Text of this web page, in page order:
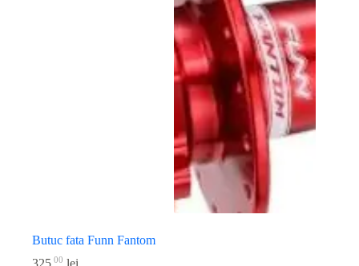
Butuc fata Funn Fantom
325 00 lei